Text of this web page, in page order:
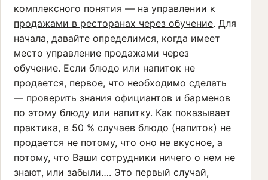
комплексного понятия — на управлении к
продажами в ресторанах через обучение. Для
начала, давайте определимся, когда имеет
место управление продажами через
обучение. Если блюдо или напиток не
продается, первое, что необходимо сделать
— проверить знания официантов и барменов
по этому блюду или напитку. Как показывает
практика, в 50 % случаев блюдо (напиток) не
продается не потому, что оно не вкусное, а
потому, что Ваши сотрудники ничего о нем не
знают, или забыли…. Это первый случай,